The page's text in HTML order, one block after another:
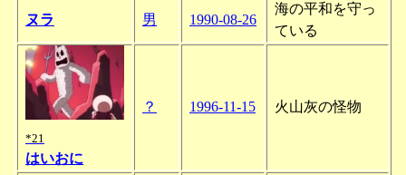
ヌラ 男 1990-08-26
海の平和を守っ
ている
*21
はいおに
？ 1996-11-15 火山灰の怪物